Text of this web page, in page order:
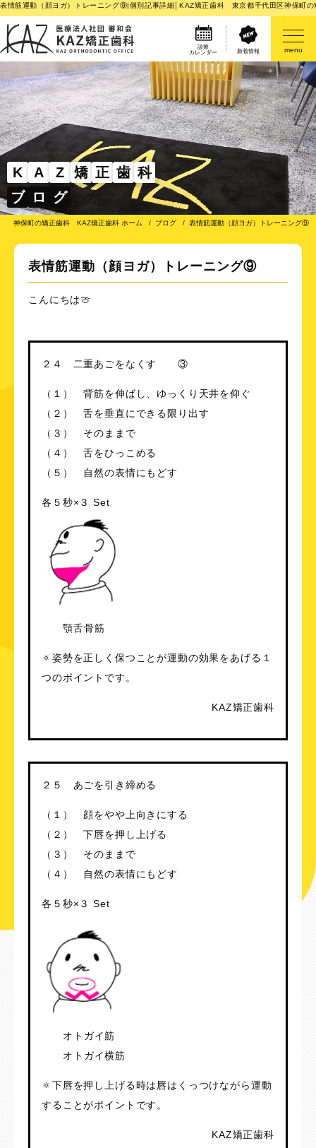
表情筋運動（顔ヨガ）トレーニング⑨|個別記事詳細│KAZ矯正歯科 東京都千代田区神保町の
診療
カレンダー
新着情報 menu
K A Z 矯 正 歯 科
ブ ロ グ
神保町の矯正歯科 KAZ矯正歯科 ホーム ブログ 表情筋運動（顔ヨガ）トレーニング⑨
表情筋運動（顔ヨガ）トレーニング⑨
こんにちは🍈
２４ 二重あごをなくす ③
（１） 背筋を伸ばし、ゆっくり天井を仰ぐ
（２） 舌を垂直にできる限り出す
（３） そのままで
（４） 舌をひっこめる
（５） 自然の表情にもどす
各５秒×３ Set
顎舌骨筋
🔅姿勢を正しく保つことが運動の効果をあげる１
つのポイントです。
KAZ矯正歯科
２５ あごを引き締める
（１） 顔をやや上向きにする
（２） 下唇を押し上げる
（３） そのままで
（４） 自然の表情にもどす
各５秒×３ Set
オトガイ筋
オトガイ横筋
🔅下唇を押し上げる時は唇はくっつけながら運動
することがポイントです。
KAZ矯正歯科
医院案内
矯正歯科治療のご案内
矯正装置のご紹介
その他